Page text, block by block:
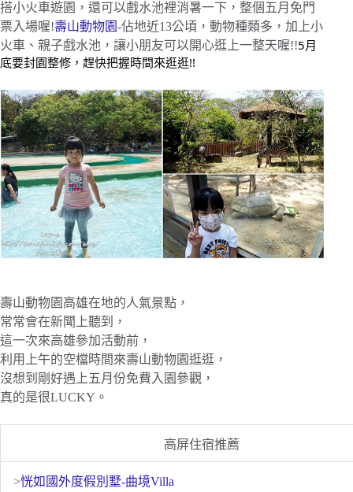
搭小火車遊園，還可以戲水池裡消暑一下，整個五月免門
票入場喔!壽山動物園-佔地近13公頃，動物種類多，加上小
火車、親子戲水池，讓小朋友可以開心逛上一整天喔!!5月
底要封園整修，趕快把握時間來逛逛!!
壽山動物園高雄在地的人氣景點，
常常會在新聞上聽到，
這一次來高雄參加活動前，
利用上午的空檔時間來壽山動物園逛逛，
沒想到剛好遇上五月份免費入園參觀，
真的是很LUCKY。
高屏住宿推薦
>恍如國外度假別墅-曲境Villa